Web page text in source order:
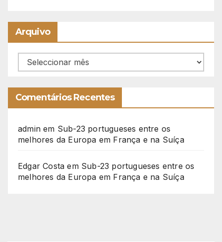
Arquivo
Arquivo
Comentários Recentes
admin em Sub-23 portugueses entre os
melhores da Europa em França e na Suíça
Edgar Costa em Sub-23 portugueses entre os
melhores da Europa em França e na Suíça